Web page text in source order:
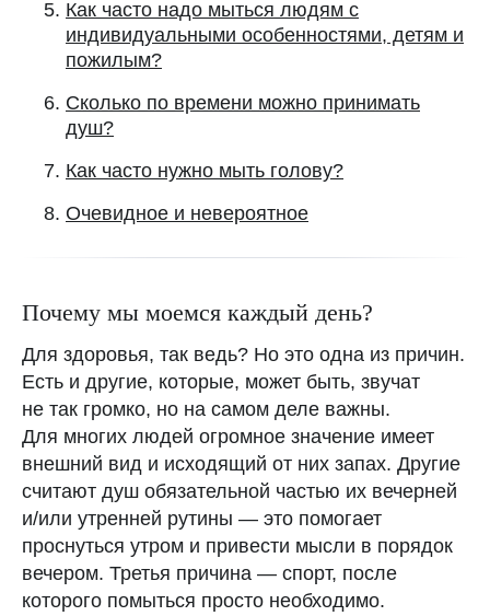
Как часто надо мыться людям с
индивидуальными особенностями, детям и
пожилым?
Сколько по времени можно принимать
душ?
Как часто нужно мыть голову?
Очевидное и невероятное
Почему мы моемся каждый день?
Для здоровья, так ведь? Но это одна из причин.
Есть и другие, которые, может быть, звучат
не так громко, но на самом деле важны.
Для многих людей огромное значение имеет
внешний вид и исходящий от них запах. Другие
считают душ обязательной частью их вечерней
и/или утренней рутины — это помогает
проснуться утром и привести мысли в порядок
вечером. Третья причина — спорт, после
которого помыться просто необходимо.
Подписывайтесь на
Наш канал «женщины с клатчем»